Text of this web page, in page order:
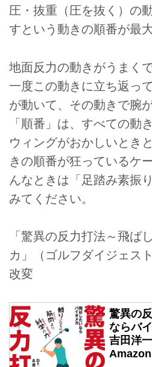
圧・抜重（圧を抜く）の
すという動きの順番が最
地面反力の動きがうまく
一度この動きに立ち返っ
が動いて、その動きで腕
「順番」は、すべての動
ウィングがおかしいとき
きの順番が狂っているケ
んなときは「足踏み素振
みてください。
「驚異の反力打法～飛ば
カ」（ゴルフダイジェス
改変
驚異の
ならバ
吉田洋
Amazon